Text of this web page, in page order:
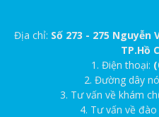
Địa chỉ: Số 273 - 275 Nguyễn
TP.Hồ
1. Điện thoại:
2. Đường dây
3. Tư vấn về khám
4. Tư vấn về